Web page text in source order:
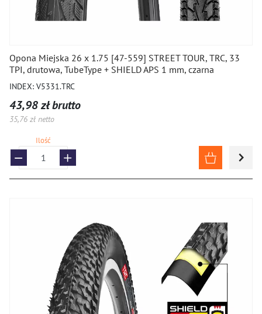
Opony 16-18
Opony 10
Opony BMX
Opony do wózków inwalidzkich
Montaż i uszczelniacze, systemy bezdętkowe
ROWERY I HULAJNOGI
Opona Miejska 26 x 1.75 [47-559] STREET TOUR, TRC, 33
TPI, drutowa, TubeType + SHIELD APS 1 mm, czarna
INDEX: V5331.TRC
43,98 zł brutto
35,76 zł netto
Ilość